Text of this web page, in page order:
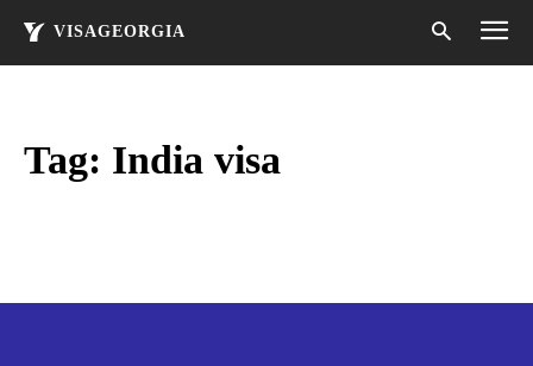
VISAGEORGIA
Tag: India visa